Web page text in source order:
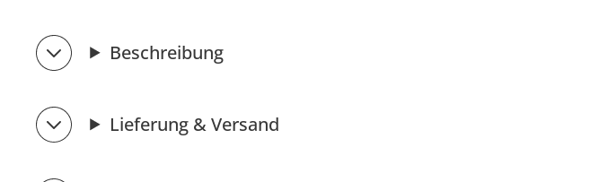
Beschreibung
Lieferung & Versand